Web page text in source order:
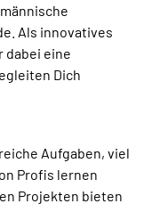
Als innovatives
dabei eine
Dich
Aufgaben, viel
Profis lernen
Projekten bieten